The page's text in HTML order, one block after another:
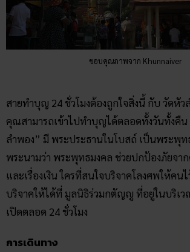
ขอบคุณภาพจาก Khunnaiver
สายทำบุญ 24 ชั่วโมงต้องถูกใจสิ่งนี้ กับ วัดหัว
คุณสามารถเข้าไปทำบุญได้ตลอดทั้งวันทั้งคืน
ลำพอง” มี พระประธานในโบสถ์ เป็นพระพุท
พระนามว่า พระพุทธมงคล ช่วยปกป้องภัยจาก
และเรื่องเงิน ใครที่สนใจบริจาคโลงศพให้คน
บริจาคให้ได้ที่ มูลนิธิร่วมกตัญญู ที่อยู่ในบริเว
เปิดตลอด 24 ชั่วโมง
การเดินทาง